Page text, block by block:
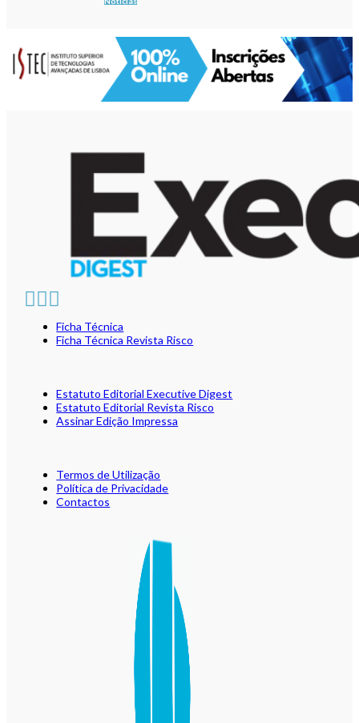
Ficha Técnica
Ficha Técnica Revista Risco
Estatuto Editorial Executive Digest
Estatuto Editorial Revista Risco
Assinar Edição Impressa
Termos de Utilização
Política de Privacidade
Contactos